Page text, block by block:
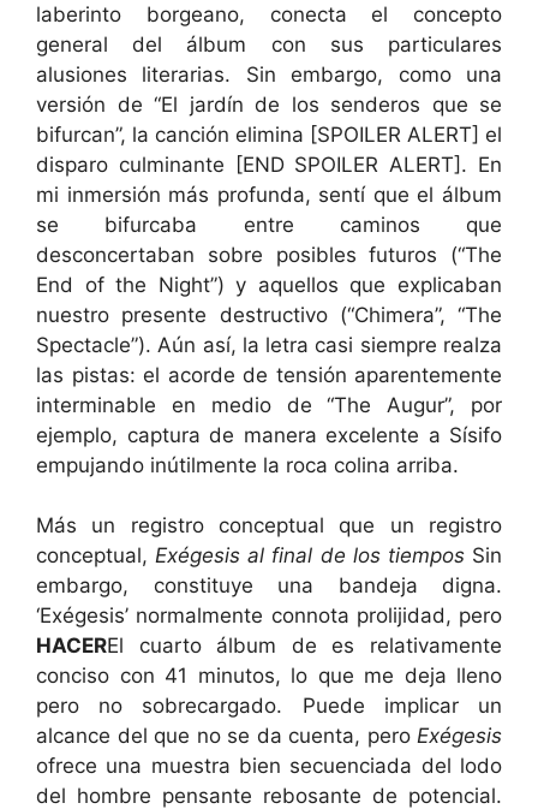
laberinto borgeano, conecta el concepto
general del álbum con sus particulares
alusiones literarias. Sin embargo, como una
versión de “El jardín de los senderos que se
bifurcan”, la canción elimina [SPOILER ALERT] el
disparo culminante [END SPOILER ALERT]. En
mi inmersión más profunda, sentí que el álbum
se bifurcaba entre caminos que
desconcertaban sobre posibles futuros (“The
End of the Night”) y aquellos que explicaban
nuestro presente destructivo (“Chimera”, “The
Spectacle”). Aún así, la letra casi siempre realza
las pistas: el acorde de tensión aparentemente
interminable en medio de “The Augur”, por
ejemplo, captura de manera excelente a Sísifo
empujando inútilmente la roca colina arriba.
Más un registro conceptual que un registro
conceptual,Exégesis al final de los tiempos Sin
embargo, constituye una bandeja digna.
‘Exégesis’ normalmente connota prolijidad, pero
HACEREl cuarto álbum de es relativamente
conciso con 41 minutos, lo que me deja lleno
pero no sobrecargado. Puede implicar un
alcance del que no se da cuenta, pero Exégesis
ofrece una muestra bien secuenciada del lodo
del hombre pensante rebosante de potencial.